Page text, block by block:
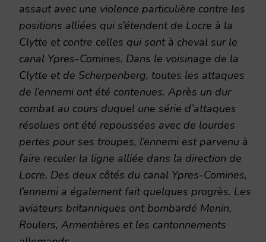
assaut avec une violence particulière contre les
positions alliées qui s’étendent de Locre à la
Clytte et contre celles qui sont à cheval sur le
canal Ypres-Comines. Dans le voisinage de la
Clytte et de Scherpenberg, toutes les attaques
de l’ennemi ont été contenues. Après un dur
combat au cours duquel une série d’attaques
résolues ont été repoussées avec de lourdes
pertes pour ses troupes, l’ennemi est parvenu à
faire reculer la ligne alliée dans la direction de
Locre. Des deux côtés du canal Ypres-Comines,
l’ennemi a également fait quelques progrès. Les
aviateurs britanniques ont bombardé Menin,
Roulers, Armentières et les cantonnements